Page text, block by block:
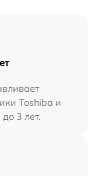
Toshiba и
3 лет.